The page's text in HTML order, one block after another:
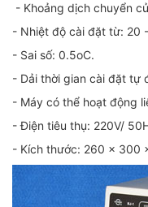
- Khoảng dịch chuyển
- Nhiệt độ cài đặt từ: 20
- Sai số: 0.5oC.
- Dải thời gian cài đặt tự
- Máy có thể hoạt động
- Điện tiêu thụ: 220V/
- Kích thước: 260 x 300